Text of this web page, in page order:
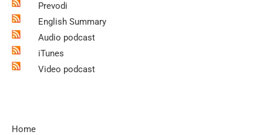
Prevodi
English Summary
Audio podcast
iTunes
Video podcast
Home